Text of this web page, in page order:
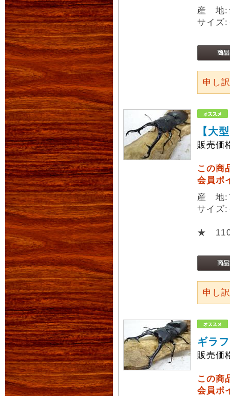
産 地:
サイズ
申し
【大
販売価
この商
会員ポ
産 地:
サイ
★
申し
ギラ
販売価
この商
会員ポ